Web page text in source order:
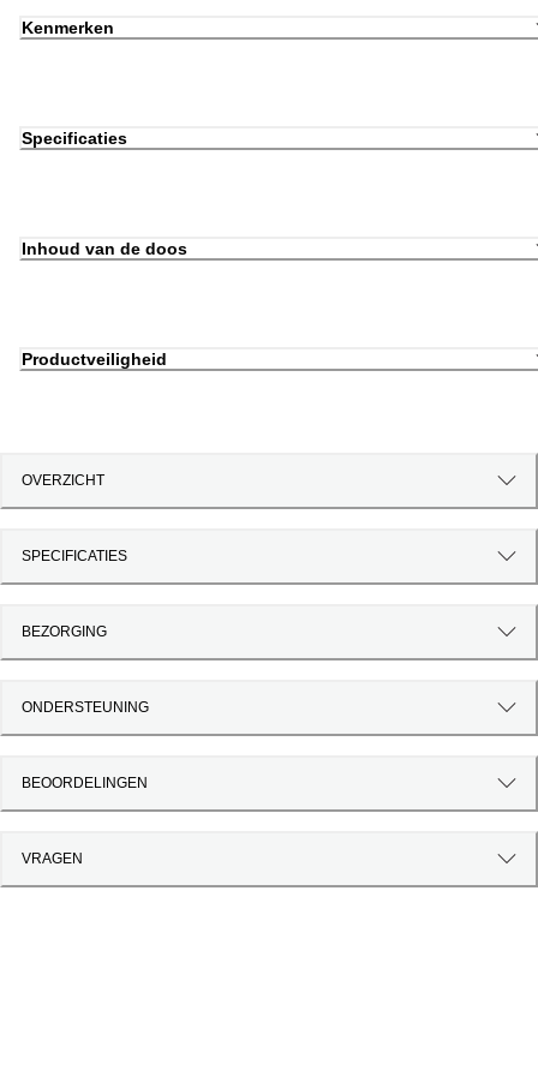
Kenmerken
Specificaties
Inhoud van de doos
Productveiligheid
OVERZICHT
SPECIFICATIES
BEZORGING
ONDERSTEUNING
BEOORDELINGEN
VRAGEN